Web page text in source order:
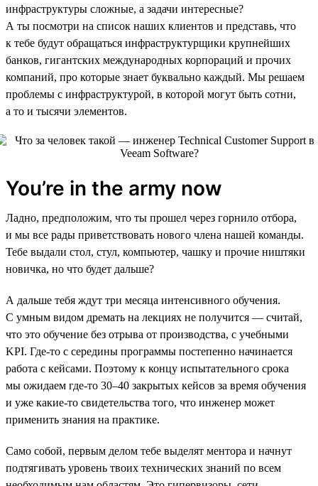
инфраструктуры сложные, а задачи интересные?
А ты посмотри на список наших клиентов и представь, что
к тебе будут обращаться инфраструктурщики крупнейших
банков, гигантских международных корпораций и прочих
компаний, про которые знает буквально каждый. Мы решаем
проблемы с инфраструктурой, в которой могут быть сотни,
а то и тысячи элементов.
You’re in the army now
Ладно, предположим, что ты прошел через горнило отбора,
и мы все рады приветствовать нового члена нашей команды.
Тебе выдали стол, стул, компьютер, чашку и прочие ништяки
новичка, но что будет дальше?
А дальше тебя ждут три месяца интенсивного обучения.
С умным видом дремать на лекциях не получится — считай,
что это обучение без отрыва от производства, с учебными
KPI. Где-то с середины программы постепенно начинается
работа с кейсами. Поэтому к концу испытательного срока
мы ожидаем где-то 30–40 закрытых кейсов за время обучения
и уже какие-то свидетельства того, что инженер может
применить знания на практике.
Само собой, первым делом тебе выделят ментора и начнут
подтягивать уровень твоих технических знаний по всем